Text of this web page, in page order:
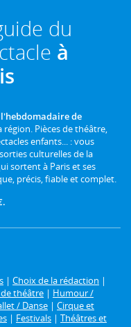
du
à
l'hebdomadaire de
région. Pièces de théâtre,
enfants... : vous
culturelles de la
sortent à Paris et ses
précis, fiable et complet.
| Choix de la rédaction |
de théâtre | Humour /
/ Danse | Cirque et
| Festivals | Théâtres et